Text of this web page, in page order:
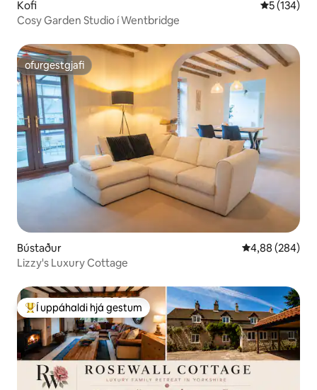
Kofi 5 af 5 í
5 (134)
Cosy Garden Studio í Wentbridge
ofurgestgjafi
ofurgestgjafi
Bústaður 4,88 af 5 í
4,88 (284)
Lizzy's Luxury Cottage
Í mestu uppáhaldi hjá gestum
Í uppáhaldi hjá gestum